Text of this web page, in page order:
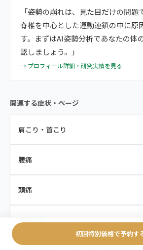
「姿勢の崩れは、見た目だけの問題
脊椎を中心とした運動連鎖の中に原
す。まずはAI姿勢分析であなたの体
認しましょう。」
→ プロフィール詳細・研究実績を見る
関連する症状・ページ
肩こり・首こり
腰痛
頭痛
骨盤矯正
初回特別価格で予約す